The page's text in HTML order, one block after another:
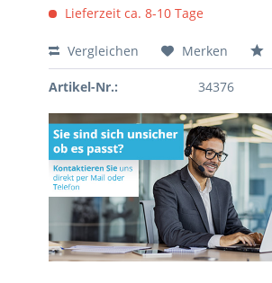
Lieferzeit ca. 8-10 Tage
Vergleichen Merken
Artikel-Nr.: 34376